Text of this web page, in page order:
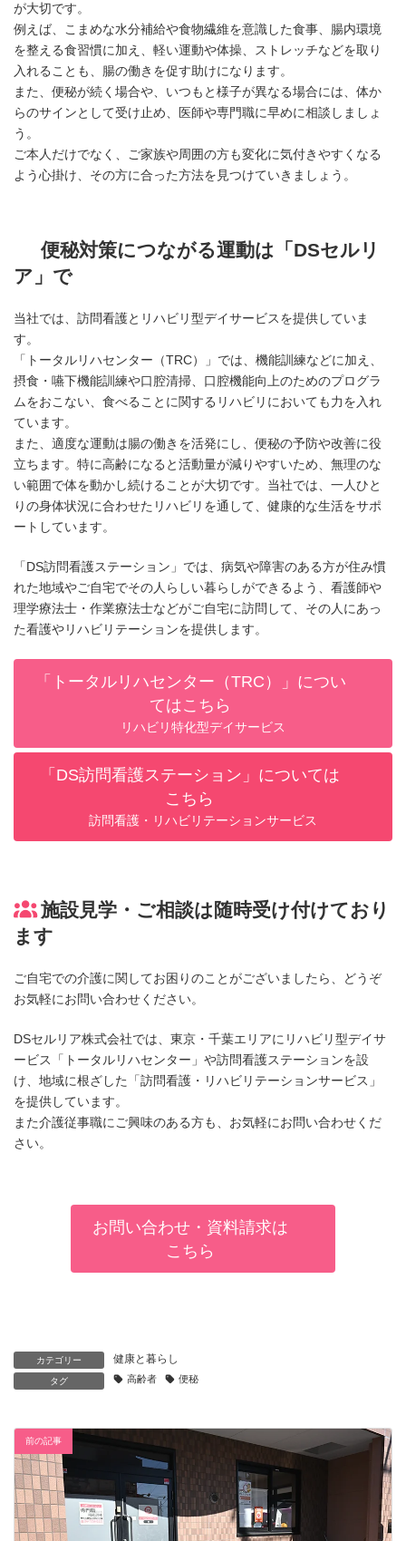
が大切です。
例えば、こまめな水分補給や食物繊維を意識した食事、腸内環境
を整える食習慣に加え、軽い運動や体操、ストレッチなどを取り
入れることも、腸の働きを促す助けになります。
また、便秘が続く場合や、いつもと様子が異なる場合には、体か
らのサインとして受け止め、医師や専門職に早めに相談しましょ
う。
ご本人だけでなく、ご家族や周囲の方も変化に気付きやすくなる
よう心掛け、その方に合った方法を見つけていきましょう。
便秘対策につながる運動は「DSセルリ
ア」で
当社では、訪問看護とリハビリ型デイサービスを提供していま
す。
「トータルリハセンター（TRC）」では、機能訓練などに加え、
摂食・嚥下機能訓練や口腔清掃、口腔機能向上のためのプログラ
ムをおこない、食べることに関するリハビリにおいても力を入れ
ています。
また、適度な運動は腸の働きを活発にし、便秘の予防や改善に役
立ちます。特に高齢になると活動量が減りやすいため、無理のな
い範囲で体を動かし続けることが大切です。当社では、一人ひと
りの身体状況に合わせたリハビリを通して、健康的な生活をサポ
ートしています。
「DS訪問看護ステーション」では、病気や障害のある方が住み慣
れた地域やご自宅でその人らしい暮らしができるよう、看護師や
理学療法士・作業療法士などがご自宅に訪問して、その人にあっ
た看護やリハビリテーションを提供します。
「トータルリハセンター（TRC）」につい
てはこちら
リハビリ特化型デイサービス
「DS訪問看護ステーション」については
こちら
訪問看護・リハビリテーションサービス
施設見学・ご相談は随時受け付けており
ます
ご自宅での介護に関してお困りのことがございましたら、どうぞ
お気軽にお問い合わせください。
DSセルリア株式会社では、東京・千葉エリアにリハビリ型デイサ
ービス「トータルリハセンター」や訪問看護ステーションを設
け、地域に根ざした「訪問看護・リハビリテーションサービス」
を提供しています。
また介護従事職にご興味のある方も、お気軽にお問い合わせくだ
さい。
お問い合わせ・資料請求は
こちら
カテゴリー 健康と暮らし
タグ 高齢者 便秘
前の記事